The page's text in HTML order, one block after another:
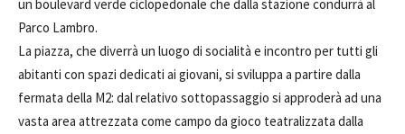
un boulevard verde ciclopedonale che dalla stazione condurrà al
Parco Lambro.
La piazza, che diverrà un luogo di socialità e incontro per tutti gli
abitanti con spazi dedicati ai giovani, si sviluppa a partire dalla
fermata della M2: dal relativo sottopassaggio si approderà ad una
vasta area attrezzata come campo da gioco teatralizzata dalla